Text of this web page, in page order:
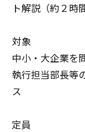
ト解説（約２時間
対象
中小・大企業を
執行担当部長等
ス
定員